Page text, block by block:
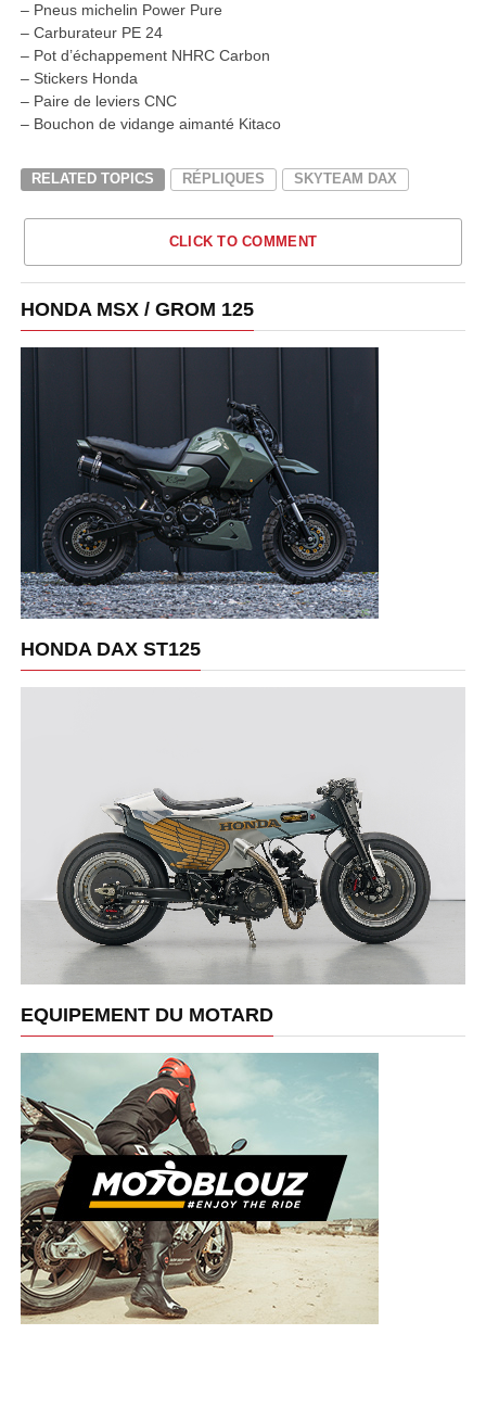
– Pneus michelin Power Pure
– Carburateur PE 24
– Pot d’échappement NHRC Carbon
– Stickers Honda
– Paire de leviers CNC
– Bouchon de vidange aimanté Kitaco
RELATED TOPICS RÉPLIQUES SKYTEAM DAX
CLICK TO COMMENT
HONDA MSX / GROM 125
HONDA DAX ST125
EQUIPEMENT DU MOTARD